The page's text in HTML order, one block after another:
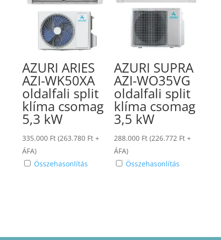
AZURI ARIES
AZI-WK50XA
oldalfali split
klíma csomag
5,3 kW
335.000 Ft (263.780 Ft+
ÁFA)
Összehasonlítás
AZURI SUPRA
AZI-WO35VG
oldalfali split
klíma csomag
3,5 kW
288.000 Ft (226.772 Ft +
ÁFA)
Összehasonlítás